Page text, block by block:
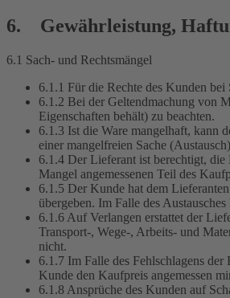
6. Gewährleistung,
6.1 Sach- und Rechtsmängel
6.1.1 Für die Rechte des Kunden
6.1.2 Bei der Geltendmachung von
Eigenschaften behält) zu beachten.
6.1.3 Ist die Ware mangelhaft, kann
einer mangelfreien Sache
6.1.4 Der Lieferant ist berechtigt,
Mangel angemessenen Teil des
6.1.5 Der Kunde hat dem
übergeben. Im Falle des
6.1.6 Auf Verlangen erstattet der
Transport-, Wege-, Arbeits- und
nicht.
6.1.7 Im Falle des Fehlschlagens
Kunde den Kaufpreis angemessen
6.1.8 Ansprüche des Kunden auf